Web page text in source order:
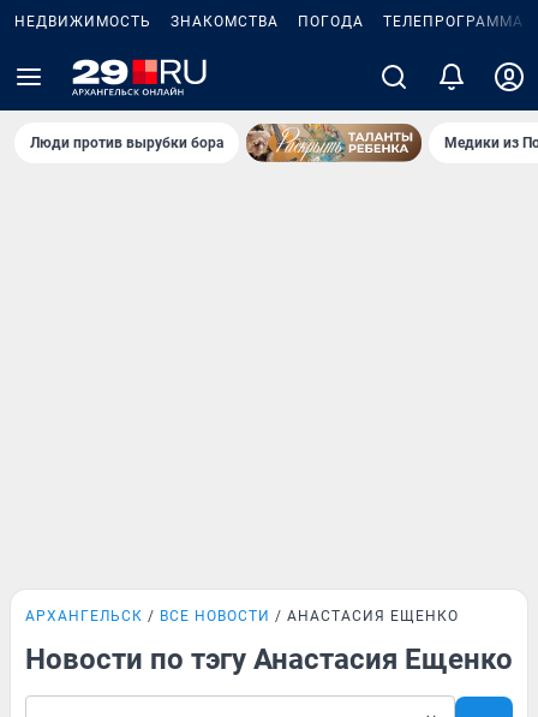
НЕДВИЖИМОСТЬ ЗНАКОМСТВА ПОГОДА ТЕЛЕПРОГРАММА
Люди против вырубки бора Медики из
АРХАНГЕЛЬСК ВСЕ НОВОСТИ АНАСТАСИЯ ЕЩЕНКО
Новости по тэгу Анастасия Ещенко